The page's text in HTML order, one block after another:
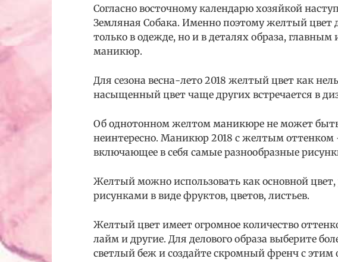
Согласно восточному календарю хозяйкой
Земляная Собака. Именно поэтому желтый цвет
только в одежде, но и в деталях образа, главным
маникюр.
Для сезона весна-лето 2018 желтый цвет как
насыщенный цвет чаще других встречается в
Об однотонном желтом маникюре не может
неинтересно. Маникюр 2018 с желтым оттенком
включающее в себя самые разнообразные
Желтый можно использовать как основной цвет,
рисунками в виде фруктов, цветов, листьев.
Желтый цвет имеет огромное количество
лайм и другие. Для делового образа выберите
светлый беж и создайте скромный френч с этим